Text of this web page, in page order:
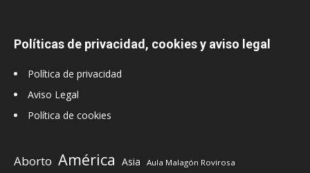
Políticas de privacidad, cookies y aviso legal
Política de privacidad
Aviso Legal
Política de cookies
Aborto América Asia Aula Malagón Rovirosa